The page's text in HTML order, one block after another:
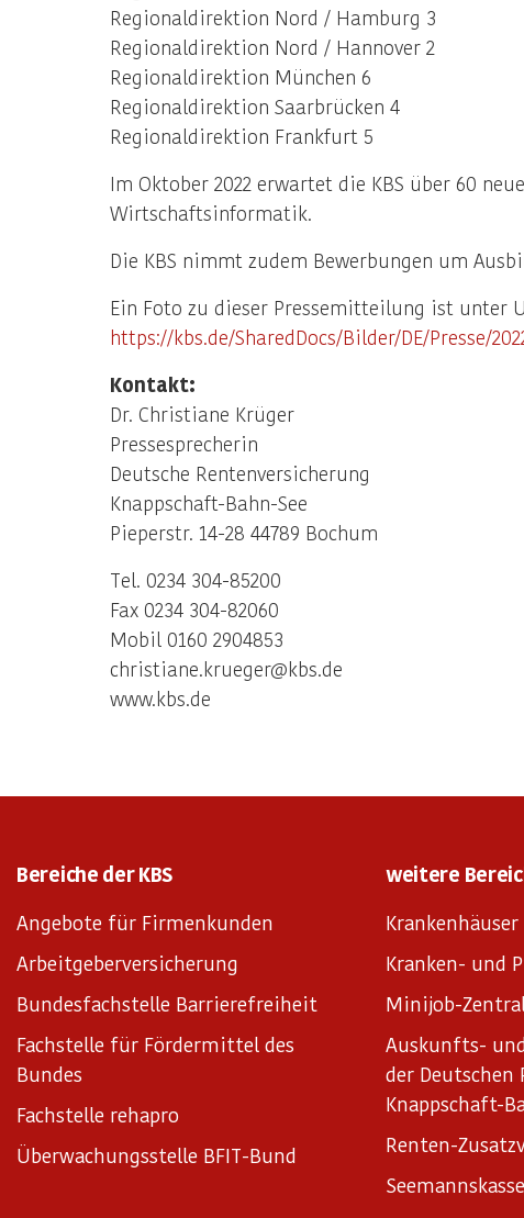
Regionaldirektion Nord / Hamburg 3
Regionaldirektion Nord / Hannover 2
Regionaldirektion München 6
Regionaldirektion Saarbrücken 4
Regionaldirektion Frankfurt 5
Im Oktober 2022 erwartet die KBS über 60
Wirtschaftsinformatik.
Die KBS nimmt zudem Bewerbungen um
Ein Foto zu dieser Pressemitteilung ist unter
https://kbs.de/SharedDocs/Bilder/DE/Presse/
Kontakt:
Dr. Christiane Krüger
Pressesprecherin
Deutsche Rentenversicherung
Knappschaft-Bahn-See
Pieperstr. 14-28 44789 Bochum
Tel. 0234 304-85200
Fax 0234 304-82060
Mobil 0160 2904853
christiane.krueger@kbs.de
www.kbs.de
Bereiche der KBS
Angebote für Firmenkunden
Arbeitgeberversicherung
Bundesfachstelle Barrierefreiheit
Fachstelle für Fördermittel des
Bundes
Fachstelle rehapro
Überwachungsstelle BFIT-Bund
weitere
Kranken- und
Minijob-
Auskunfts-
der Deutschen
Knappschaft-
Renten-
Seemannskasse